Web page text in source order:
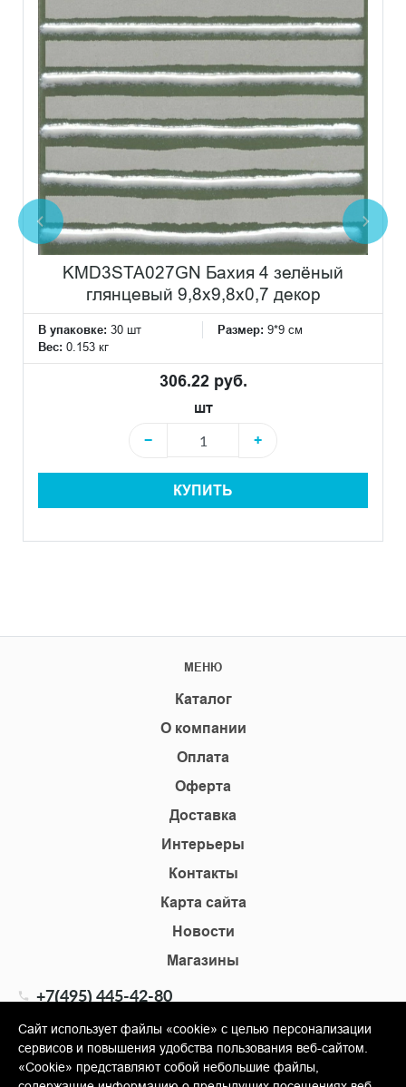
KMD3STA027GN Бахия 4 зелёный
глянцевый 9,8x9,8x0,7 декор
В упаковке: 30 шт Размер: 9*9 см
Вес: 0.153 кг
306.22 руб.
шт
−
+
КУПИТЬ
МЕНЮ
Каталог
О компании
Оплата
Оферта
Доставка
Интерьеры
Контакты
Карта сайта
Новости
Магазины
+7(495) 445-42-80
info@shopkm.ru
Сайт использует файлы «cookie» с целью персонализации
сервисов и повышения удобства пользования веб-сайтом.
«Cookie» представляют собой небольшие файлы,